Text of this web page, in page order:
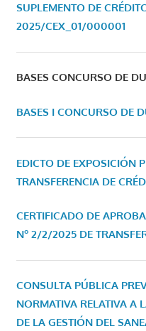
SUPLEMENTO DE
2025/CEX_01/000001
BASES CONCURSO DE
BASES I CONCURSO DE
EDICTO DE EXPOSICIÓN
TRANSFERENCIA DE
CERTIFICADO DE
Nº 2/2/2025 DE
CONSULTA PÚBLICA
NORMATIVA RELATIVA A
DE LA GESTIÓN DEL